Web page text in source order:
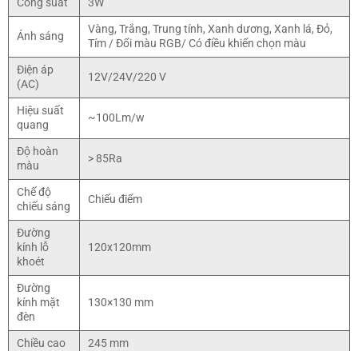
Ánh sáng
Vàng, Trắng, Trung tính, Xanh dương, Xanh lá, Đỏ,
Tím / Đổi màu RGB/ Có điều khiển chọn màu
Điện áp
(AC)
12V/24V/220 V
Hiệu suất
quang
~100Lm/w
Độ hoàn
màu
> 85Ra
Chế độ
chiếu sáng
Chiếu điểm
Đường
kính lỗ
khoét
120x120mm
Đường
kính mặt
đèn
130×130 mm
Chiều cao
245 mm